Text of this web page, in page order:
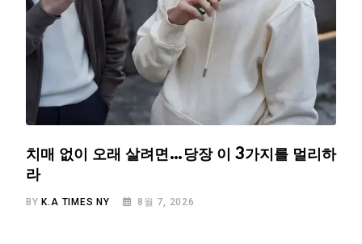
치매 없이 오래 살려면…당장 이 3가지를 멀리하
라
BYK.A TIMES NY 8월 7, 2026